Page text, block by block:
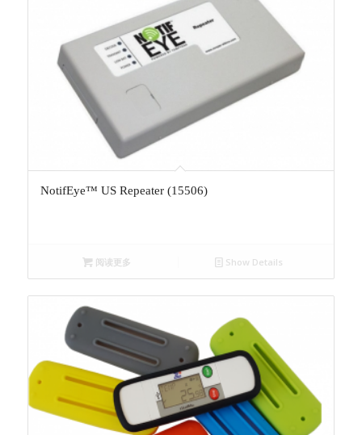
NotifEye™ US Repeater (15506)
阅读更多 Show Details